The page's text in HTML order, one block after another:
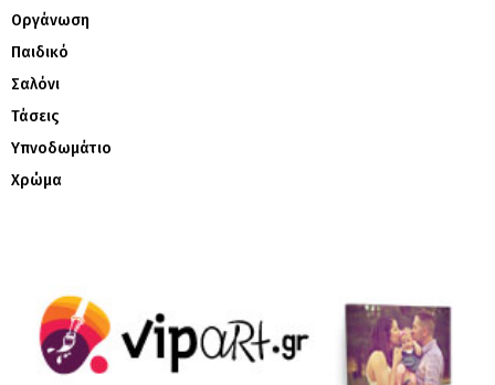
Οργάνωση
Παιδικό
Σαλόνι
Τάσεις
Υπνοδωμάτιο
Χρώμα